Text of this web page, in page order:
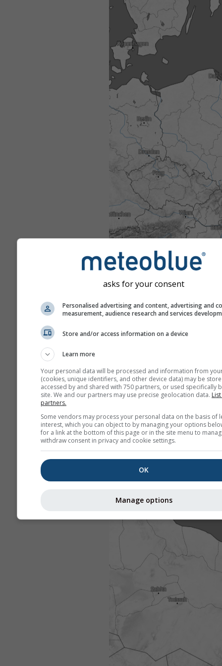
asks for your consent
Personalised advertising and content, advertising and
measurement, audience research and services
Store and/or access information on a device
Learn more
Your personal data will be processed and information from
(cookies, unique identifiers, and other device data) may be
accessed by and shared with 750 partners, or used specifically
site. We and our partners may use precise geolocation data.
partners.
Some vendors may process your personal data on the basis of
interest, which you can object to by managing your options
for a link at the bottom of this page or in the site menu to
withdraw consent in privacy and cookie settings.
OK
Manage options